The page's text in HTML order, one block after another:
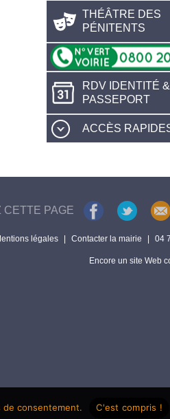
THÉÂTRE DES
PÉNITENTS
RDV IDENTITÉ &
PASSEPORT
ACCÈS
CETTE PAGE
légales Contacter la mairie 04
Encore un site Web
de consentement. C'est compris !